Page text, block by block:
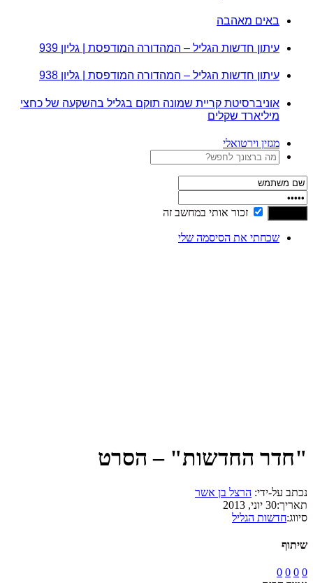
באים מאהבה
עיתון חדשות הגליל – המהדורה המודפסת | גליון 939
עיתון חדשות הגליל – המהדורה המודפסת | גליון 938
אוניברסיטת קריית שמונה תוקם בגליל בהשקעה של כחצי
מיליארד שקלים
מגזין וירטואלי
זכור אותי במחשב זה
שכחתי את הסיסמה שלי
"חדר החדשות" – הסרט
נכתב על-ידי: הרצל בן אשר
תאריך:30 יוני, 2013
סיווג:חדשות הגליל
שיתוף
0
0
0
0